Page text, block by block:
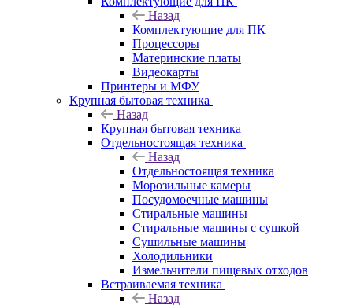
Назад
Комплектующие для ПК
Процессоры
Материнские платы
Видеокарты
Принтеры и МФУ
Крупная бытовая техника
Назад
Крупная бытовая техника
Отдельностоящая техника
Назад
Отдельностоящая техника
Морозильные камеры
Посудомоечные машины
Стиральные машины
Стиральные машины с сушкой
Сушильные машины
Холодильники
Измельчители пищевых отходов
Встраиваемая техника
Назад